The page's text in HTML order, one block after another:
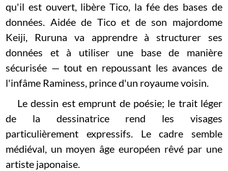
qu'il est ouvert, libère Tico, la fée des bases de
données. Aidée de Tico et de son majordome
Keiji, Ruruna va apprendre à structurer ses
données et à utiliser une base de manière
sécurisée — tout en repoussant les avances de
l'infâme Raminess, prince d'un royaume voisin.
Le dessin est emprunt de poésie; le trait léger
de la dessinatrice rend les visages
particulièrement expressifs. Le cadre semble
médiéval, un moyen âge européen rêvé par une
artiste japonaise.